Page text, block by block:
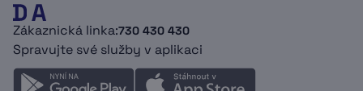
Zákaznická linka:730 430 430
Spravujte své služby v aplikaci